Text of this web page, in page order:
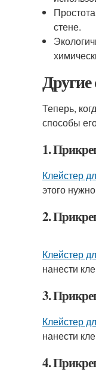
стене.
Другие
Теперь,
способы
1.
Клейстер
этого
2.
Клейстер
нанести
3.
Клейстер
нанести
4.